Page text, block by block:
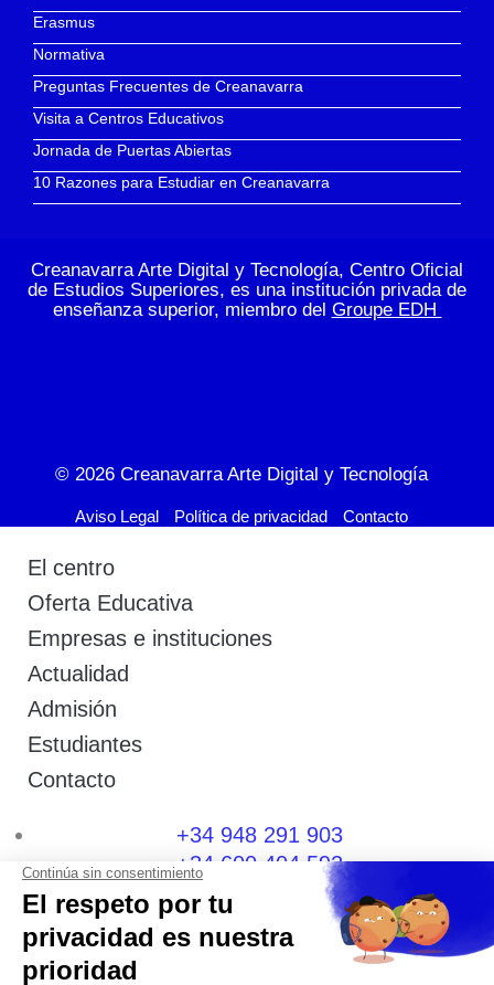
Erasmus
Normativa
Preguntas Frecuentes de Creanavarra
Visita a Centros Educativos
Jornada de Puertas Abiertas
10 Razones para Estudiar en Creanavarra
Creanavarra Arte Digital y Tecnología, Centro Oficial
de Estudios Superiores, es una institución privada de
enseñanza superior, miembro del Groupe EDH
© 2026 Creanavarra Arte Digital y Tecnología
Aviso Legal Política de privacidad Contacto
El centro
Oferta Educativa
Empresas e instituciones
Actualidad
Admisión
Estudiantes
Contacto
+34 948 291 903
+34 600 404 592
I
n
s
F
a
c
T
w
L
i
i
Y
o
u